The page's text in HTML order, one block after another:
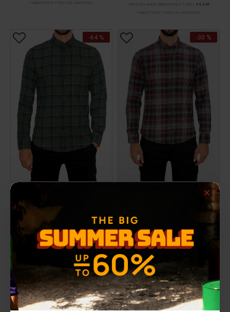
ΚΑΛΥΤΕΡΗ ΤΙΜΗ 30 ΗΜΕΡΩΝ:
ΑΡΧΙΚΗ ΑΝΑΓΡΑΦΟΜΕΝΗ ΤΙΜΗ:
54,90€
ΚΑΛΥΤΕΡΗ ΤΙΜΗ 30 ΗΜΕΡΩΝ:
-64 %
15,00€
41,90€
ΚΑΛΥΤΕΡΗ ΤΙΜΗ 30 ΗΜΕΡΩΝ:
-30 %
Ανδρικό πουκάμισο JASPER
ΑΡΧΙΚΗ ΑΝΑΓΡΑΦΟΜΕΝΗ ΤΙΜΗ:
ΚΑΛΥΤΕΡΗ ΤΙΜΗ 30 ΗΜΕΡΩΝ:
-30 %